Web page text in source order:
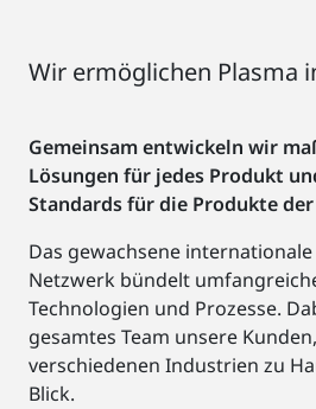
Wir ermöglichen Plasma
Gemeinsam entwickeln wir
Lösungen für jedes Produkt
Standards für die Produkte
Das gewachsene
Netzwerk bündelt
Technologien und Prozesse.
gesamtes Team unsere
verschiedenen Industrien zu
Blick.